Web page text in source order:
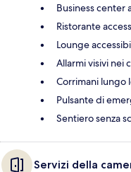
Business center
Ristorante
Lounge
Allarmi visivi nei
Corrimani lungo
Pulsante di
Sentiero senza
Servizi della